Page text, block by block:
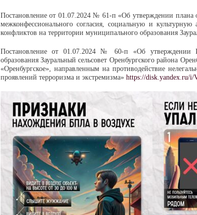
Постановление от 01.07.2024 № 61-п «Об утверждении
межконфессионального согласия, социальную и
конфликтов на территории муниципального образования
Постановление от 01.07.2024 № 60-п «Об утверждении
образования Зауральный сельсовет Оренбургского
«Оренбургское», направленным на противодействие
проявлений терроризма и экстремизма» https://disk.yandex.ru/i/